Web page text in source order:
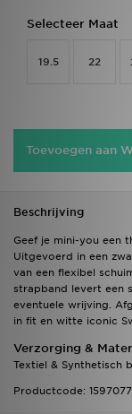
Selecteer Maat
19.5 22
Toevoegen aan
Beschrijving
Geef je mini-you een
Uitgevoerd in een
van een flexibel
strapband levert een
eventuele wrijving.
in fit en witte iconic
Verzorging &
Textiel & Synthetisch
Productcode:
Download de app
Wie wij zijn